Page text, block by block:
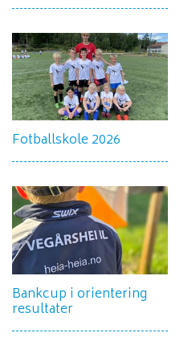
Fotballskole 2026
Bankcup i orientering
resultater